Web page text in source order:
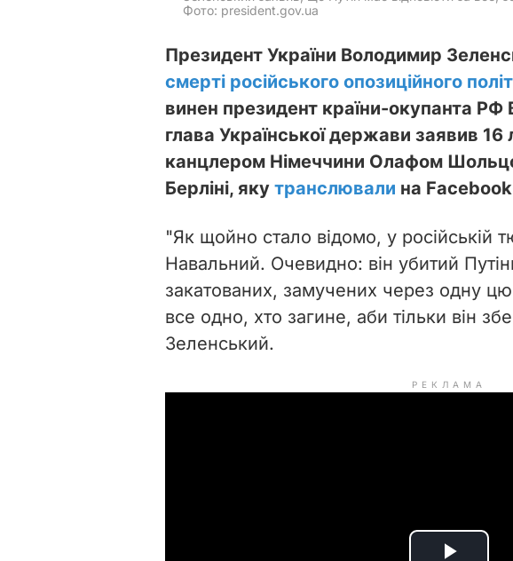
Фото: president.gov.ua
Президент України Володимир
смерті російського опозиційного
винен президент країни-окупанта
глава Української держави заявив 16
канцлером Німеччини Олафом
Берліні, яку транслювали на
"Як щойно стало відомо, у російській
Навальний. Очевидно: він убитий
закатованих, замучених через одну цю
все одно, хто загине, аби тільки він
Зеленський.
РЕКЛАМА